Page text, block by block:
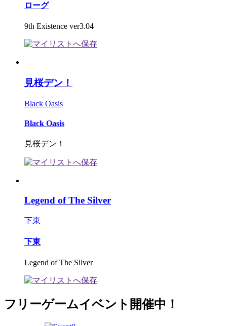
ローグ
9th Existence ver3.04
見桜デン！
Black Oasis
Black Oasis
見桜デン！
Legend of The Silver
下東
下東
Legend of The Silver
フリーゲームイベント開催中！